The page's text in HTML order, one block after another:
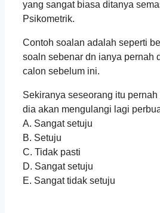
yang sangat biasa ditanya
Psikometrik.
Contoh soalan adalah seperti
soaln sebenar dn ianya pernah
calon sebelum ini.
Sekiranya seseorang itu
dia akan mengulangi lagi
A. Sangat setuju
B. Setuju
C. Tidak pasti
D. Sangat setuju
E. Sangat tidak setuju